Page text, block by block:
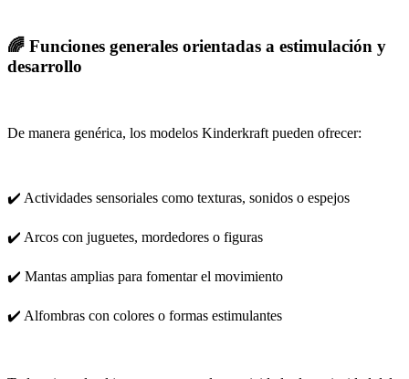
🌈 Funciones generales orientadas a estimulación y
desarrollo
De manera genérica, los modelos Kinderkraft pueden ofrecer:
✔️ Actividades sensoriales como texturas, sonidos o espejos
✔️ Arcos con juguetes, mordedores o figuras
✔️ Mantas amplias para fomentar el movimiento
✔️ Alfombras con colores o formas estimulantes